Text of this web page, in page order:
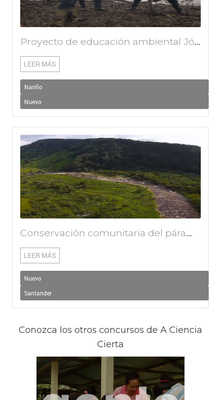
Proyecto de educación ambiental Jóvenes rompiendo barreras por un ambiente sano, edúcate y cuida nuestro municipio
LEER MÁS
Nariño
Nuevo
Conservación comunitaria del páramo de La Rusia y bosques del Corredor de Robles Guantiva – La Rusia
LEER MÁS
Nuevo
Santander
Conozca los otros concursos de A Ciencia
Cierta